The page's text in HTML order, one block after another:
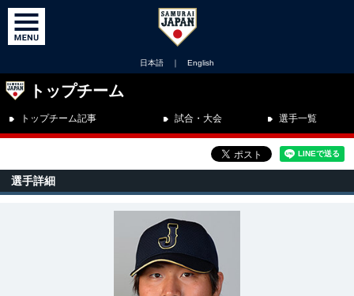
日本語 ｜ English
トップチーム
トップチーム記事 試合・大会 選手一覧
選手詳細